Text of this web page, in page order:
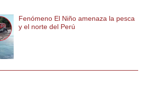
Fenómeno El Niño amenaza la pesca
y el norte del Perú